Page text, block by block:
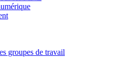
groupes de travail